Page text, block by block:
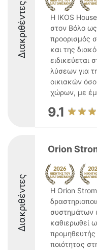
Διακριθέντες
Η IKOS
στον Βόλο
προορισμός
και της
ειδικεύεται
λύσεων για
οικιακών
χώρων, με
9.1
Διακριθέντες
Orion
Η Orion
συστημάτων
καθιερωθεί
ποιότητας